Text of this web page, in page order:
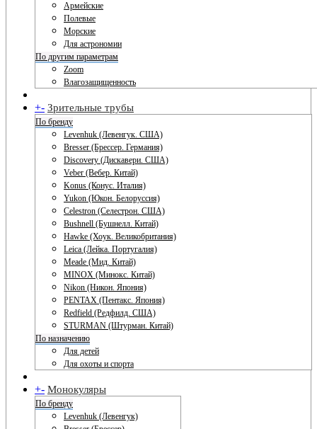
Армейские
Полевые
Морские
Для астрономии
По другим параметрам
Zoom
Влагозащищенность
+- Зрительные трубы
По бренду
Levenhuk (Левенгук. США)
Bresser (Брессер. Германия)
Discovery (Дискавери. США)
Veber (Вебер. Китай)
Konus (Конус. Италия)
Yukon (Юкон. Белоруссия)
Celestron (Селестрон. США)
Bushnell (Бушнелл. Китай)
Hawke (Хоук. Великобритания)
Leica (Лейка. Португалия)
Meade (Мид. Китай)
MINOX (Минокс. Китай)
Nikon (Никон. Япония)
PENTAX (Пентакс. Япония)
Redfield (Редфилд. США)
STURMAN (Штурман. Китай)
По назначению
Для детей
Для охоты и спорта
+- Монокуляры
По бренду
Levenhuk (Левенгук)